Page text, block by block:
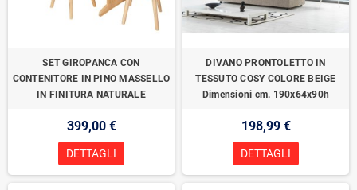
SET GIROPANCA CON
CONTENITORE IN PINO MASSELLO
IN FINITURA NATURALE
399,00 €
DETTAGLI
DIVANO PRONTOLETTO IN
TESSUTO COSY COLORE BEIGE
Dimensioni cm. 190x64x90h
198,99 €
DETTAGLI